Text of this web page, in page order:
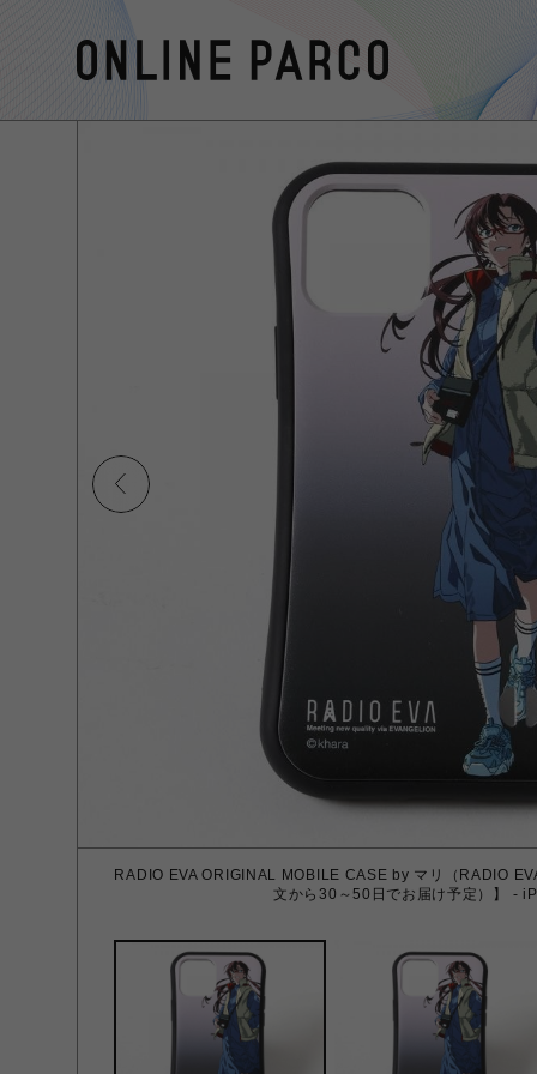
RADIO EVA ORIGINAL MOBILE CASE by マリ（RADIO
文から30～50日でお届け予定）】 -